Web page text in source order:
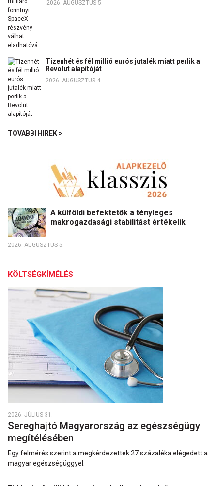
2026. AUGUSZTUS 5.
Tizenhét és fél millió eurós jutalék miatt perlik a
Revolut alapítóját
2026. AUGUSZTUS 4.
TOVÁBBI HÍREK >
A külföldi befektetők a tényleges
makrogazdasági stabilitást értékelik
2026. AUGUSZTUS 5.
KÖLTSÉGKÍMÉLÉS
2026. JÚLIUS 31.
Sereghajtó Magyarország az egészségügy
megítélésében
Egy felmérés szerint a megkérdezettek 27 százaléka elégedett a
magyar egészségüggyel.